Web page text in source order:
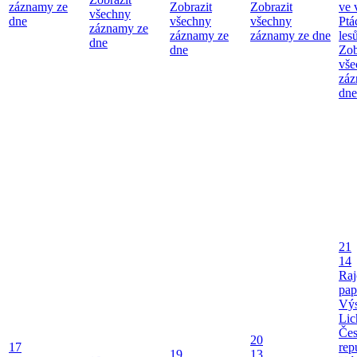
záznamy ze
dne
všechny
záznamy ze
dne
Zobrazit
všechny
záznamy ze
dne
Zobrazit
všechny
záznamy ze dne
ve
dne
17
19
20
13
21
14